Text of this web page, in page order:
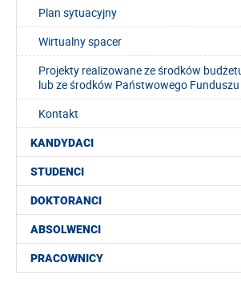
Plan sytuacyjny
Wirtualny spacer
Projekty realizowane ze środków
lub ze środków Państwowego
Kontakt
KANDYDACI
STUDENCI
DOKTORANCI
ABSOLWENCI
PRACOWNICY